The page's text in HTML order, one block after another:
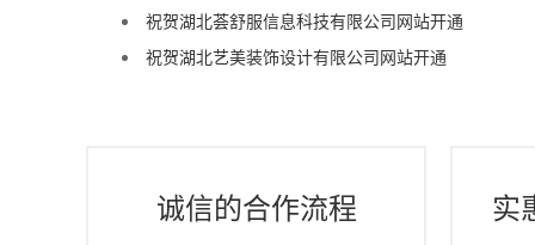
祝贺湖北荟舒服信息科技有限公司网站开通
祝贺湖北艺美装饰设计有限公司网站开通
诚信的合作流程 实